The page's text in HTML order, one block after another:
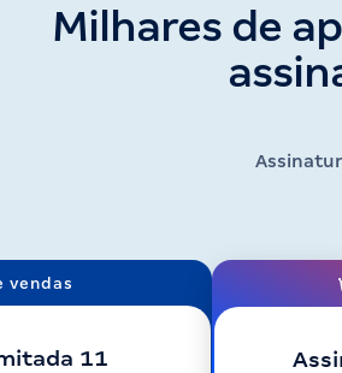
Milhares de
vendas
11